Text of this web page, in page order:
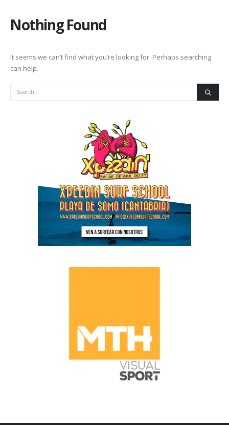
Nothing Found
It seems we can’t find what you’re looking for. Perhaps searching
can help.